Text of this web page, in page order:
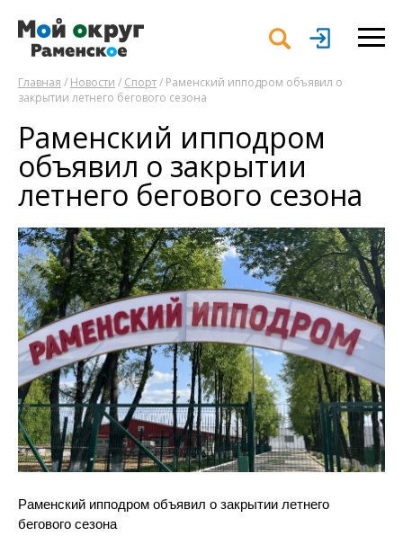
Главная / Новости / Спорт/ Раменский ипподром объявил о
закрытии летнего бегового сезона
Раменский ипподром
объявил о закрытии
летнего бегового сезона
Раменский ипподром объявил о закрытии летнего
бегового сезона